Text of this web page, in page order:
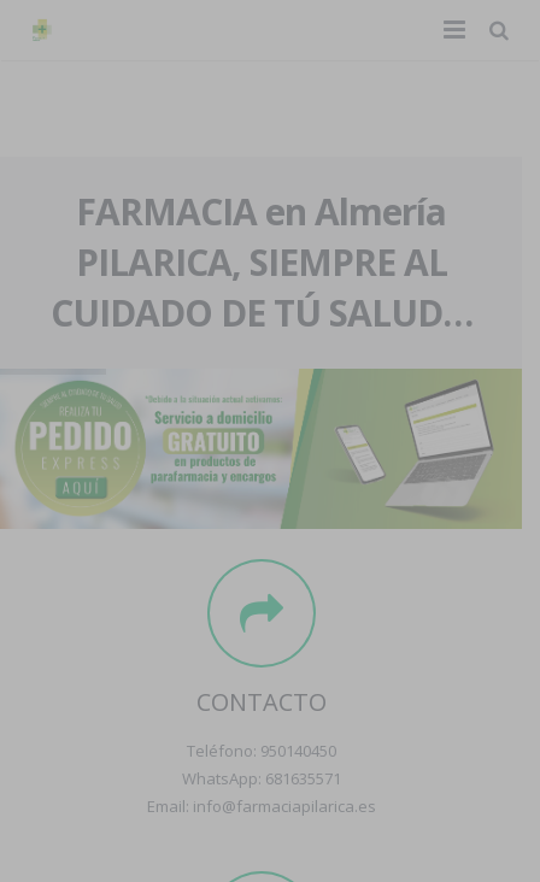
La farmacia
Nuestra historia
Nuestro equipo
Eventos
Servicios y reservas
Pedidos express
Blog
Contacto
Boletín
FARMACIA en Almería
PILARICA, SIEMPRE AL
CUIDADO DE TÚ SALUD…
CONTACTO
Teléfono: 950140450
WhatsApp: 681635571
Email: info@farmaciapilarica.es